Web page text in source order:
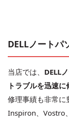
DELLノートパ
当店では、 DELL
トラブルを迅速
修理事績も非常に
Inspiron、Vostro